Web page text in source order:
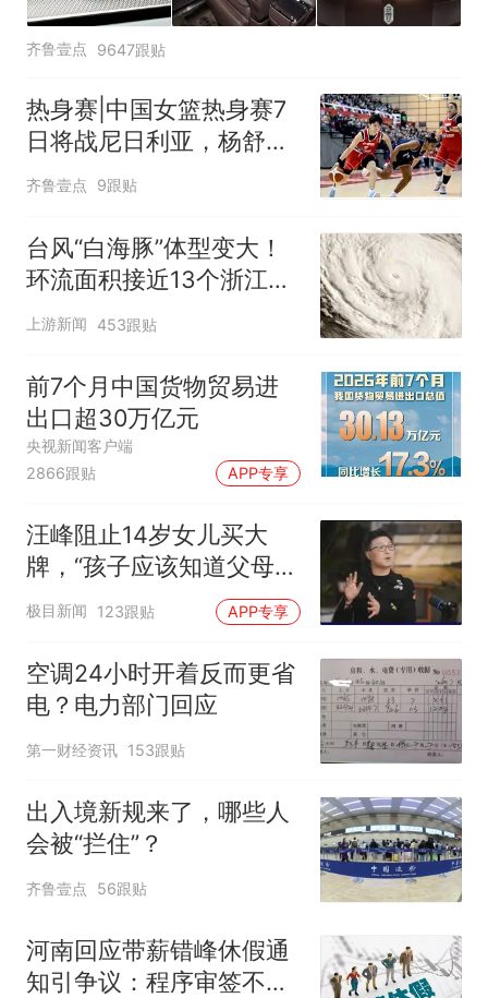
齐鲁壹点 9647跟贴
热身赛|中国女篮热身赛7
日将战尼日利亚，杨舒予
有望出战
齐鲁壹点 9跟贴
台风“白海豚”体型变大！
环流面积接近13个浙江那
么大
上游新闻 453跟贴
前7个月中国货物贸易进
出口超30万亿元
央视新闻客户端
2866跟贴
APP专享
汪峰阻止14岁女儿买大
牌，“孩子应该知道父母的
不易”，称自己买衣服80%
极目新闻 123跟贴 APP专享
空调24小时开着反而更省
电？电力部门回应
第一财经资讯 153跟贴
出入境新规来了，哪些人
会被“拦住”？
齐鲁壹点 56跟贴
河南回应带薪错峰休假通
知引争议：程序审签不规